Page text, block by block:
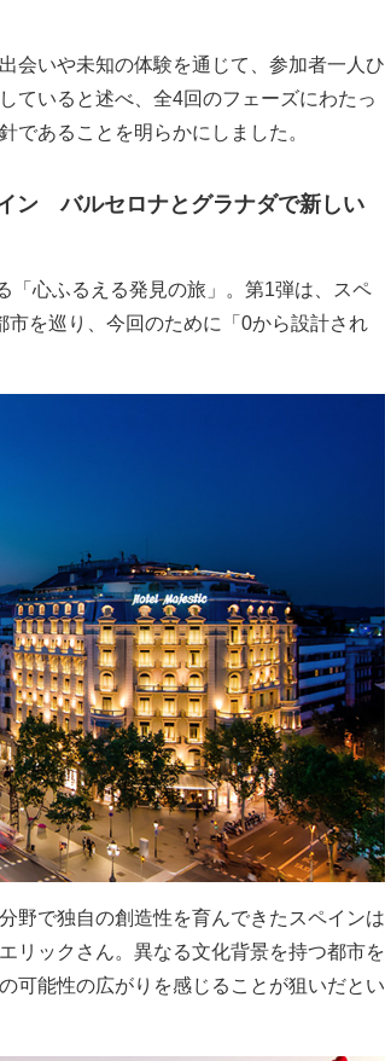
会いや未知の体験を通じて、参加者一人ひ
ていると述べ、全4回のフェーズにわたっ
であることを明らかにしました。
ン バルセロナとグラナダで新しい
心ふるえる発見の旅」。第1弾は、スペ
を巡り、今回のために「0から設計され
野で独自の創造性を育んできたスペインは
リックさん。異なる文化背景を持つ都市を
可能性の広がりを感じることが狙いだとい